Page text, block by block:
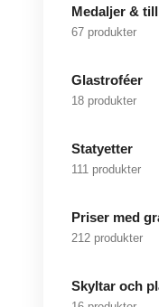
Medaljer &
67 produkter
Glastroféer
18 produkter
Statyetter
111 produkter
Priser med
212 produkter
Skyltar och